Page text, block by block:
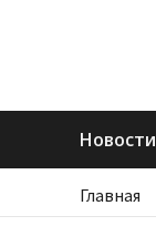
Новости
Главная